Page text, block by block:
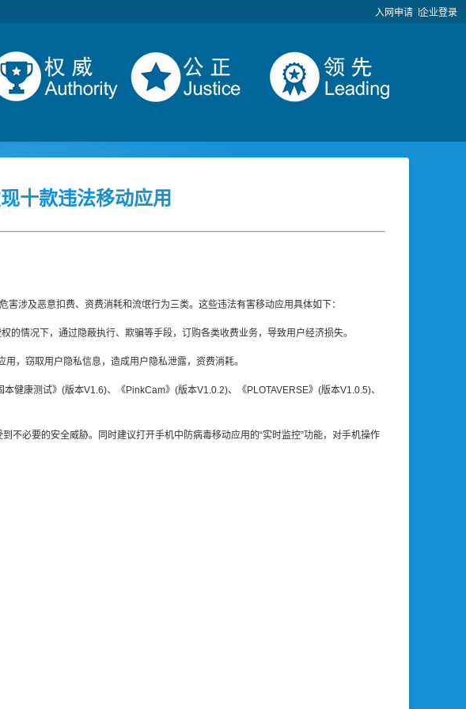
入网申请 企业登录
十款违法移动应用
涉及恶意扣费、资费消耗和流氓行为三类。这些违法有害移动应用具体如下：
情况下，通过隐蔽执行、欺骗等手段，订购各类收费业务，导致用户经济损失。
，窃取用户隐私信息，造成用户隐私泄露，资费消耗。
健康测试》(版本V1.6)、《PinkCam》(版本V1.0.2)、《PLOTAVERSE》(版本V1.0.5)、
必要的安全威胁。同时建议打开手机中防病毒移动应用的“实时监控”功能，对手机操作